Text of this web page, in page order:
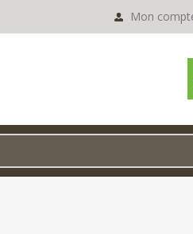
Mon